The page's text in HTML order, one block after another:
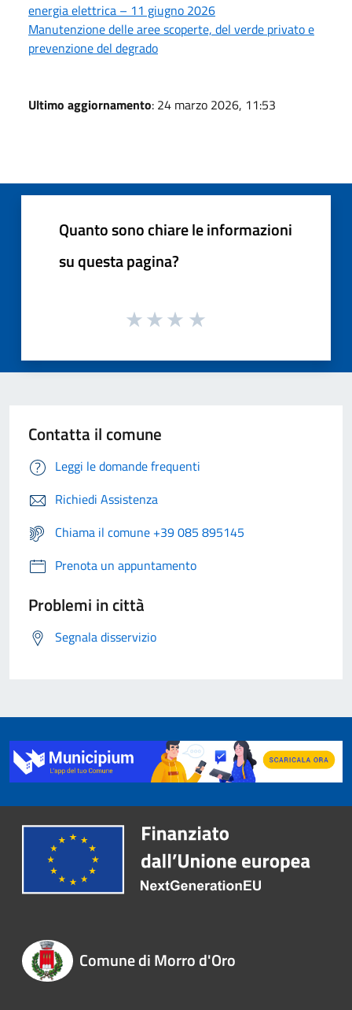
energia elettrica – 11 giugno 2026
Manutenzione delle aree scoperte, del verde privato e
prevenzione del degrado
Ultimo aggiornamento: 24 marzo 2026, 11:53
Quanto sono chiare le informazioni
su questa pagina?
Contatta il comune
Leggi le domande frequenti
Richiedi Assistenza
Chiama il comune +39 085 895145
Prenota un appuntamento
Problemi in città
Segnala disservizio
Comune di Morro d'Oro